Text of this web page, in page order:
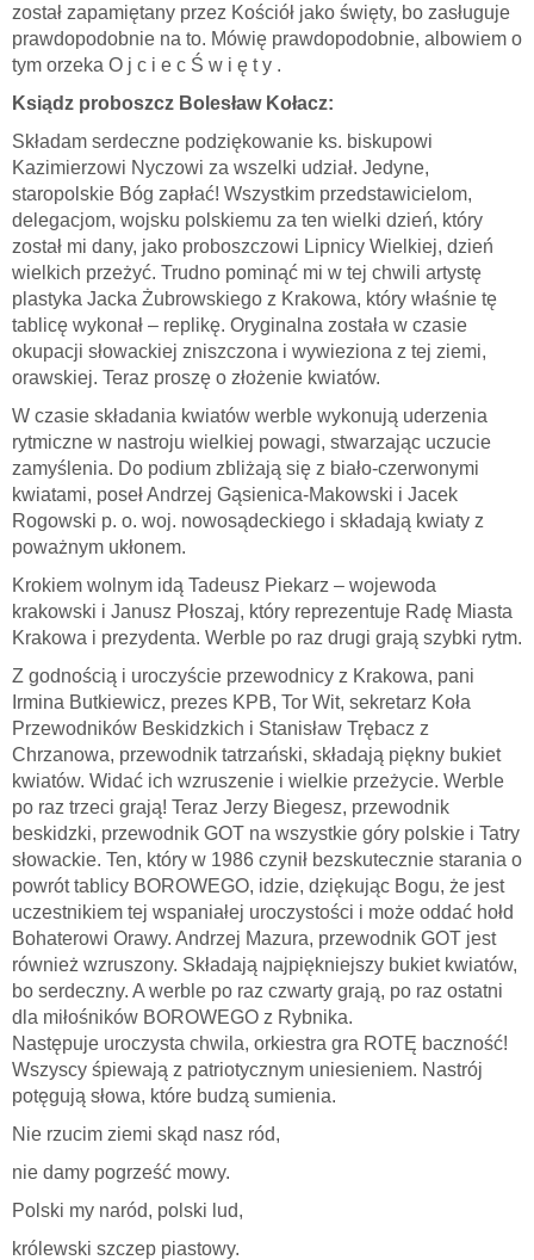
został zapamiętany przez Kościół jako święty, bo zasługuje
prawdopodobnie na to. Mówię prawdopodobnie, albowiem o
tym orzeka O j c i e c Ś w i ę t y .
Ksiądz proboszcz Bolesław Kołacz:
Składam serdeczne podziękowanie ks. biskupowi
Kazimierzowi Nyczowi za wszelki udział. Jedyne,
staropolskie Bóg zapłać! Wszystkim przedstawicielom,
delegacjom, wojsku polskiemu za ten wielki dzień, który
został mi dany, jako proboszczowi Lipnicy Wielkiej, dzień
wielkich przeżyć. Trudno pominąć mi w tej chwili artystę
plastyka Jacka Żubrowskiego z Krakowa, który właśnie tę
tablicę wykonał – replikę. Oryginalna została w czasie
okupacji słowackiej zniszczona i wywieziona z tej ziemi,
orawskiej. Teraz proszę o złożenie kwiatów.
W czasie składania kwiatów werble wykonują uderzenia
rytmiczne w nastroju wielkiej powagi, stwarzając uczucie
zamyślenia. Do podium zbliżają się z biało-czerwonymi
kwiatami, poseł Andrzej Gąsienica-Makowski i Jacek
Rogowski p. o. woj. nowosądeckiego i składają kwiaty z
poważnym ukłonem.
Krokiem wolnym idą Tadeusz Piekarz – wojewoda
krakowski i Janusz Płoszaj, który reprezentuje Radę Miasta
Krakowa i prezydenta. Werble po raz drugi grają szybki rytm.
Z godnością i uroczyście przewodnicy z Krakowa, pani
Irmina Butkiewicz, prezes KPB, Tor Wit, sekretarz Koła
Przewodników Beskidzkich i Stanisław Trębacz z
Chrzanowa, przewodnik tatrzański, składają piękny bukiet
kwiatów. Widać ich wzruszenie i wielkie przeżycie. Werble
po raz trzeci grają! Teraz Jerzy Biegesz, przewodnik
beskidzki, przewodnik GOT na wszystkie góry polskie i Tatry
słowackie. Ten, który w 1986 czynił bezskutecznie starania o
powrót tablicy BOROWEGO, idzie, dziękując Bogu, że jest
uczestnikiem tej wspaniałej uroczystości i może oddać hołd
Bohaterowi Orawy. Andrzej Mazura, przewodnik GOT jest
również wzruszony. Składają najpiękniejszy bukiet kwiatów,
bo serdeczny. A werble po raz czwarty grają, po raz ostatni
dla miłośników BOROWEGO z Rybnika.
Następuje uroczysta chwila, orkiestra gra ROTĘ baczność!
Wszyscy śpiewają z patriotycznym uniesieniem. Nastrój
potęgują słowa, które budzą sumienia.
Nie rzucim ziemi skąd nasz ród,
nie damy pogrześć mowy.
Polski my naród, polski lud,
królewski szczep piastowy.